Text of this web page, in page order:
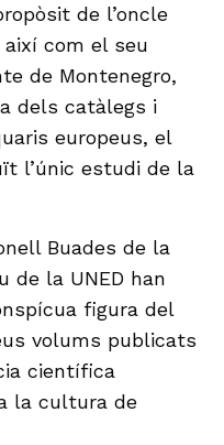
de l’oncle
com el seu
de Montenegro,
dels catàlegs i
europeus, el
l’únic estudi de la
Buades de la
de la UNED han
figura del
volums publicats
científica
la cultura de